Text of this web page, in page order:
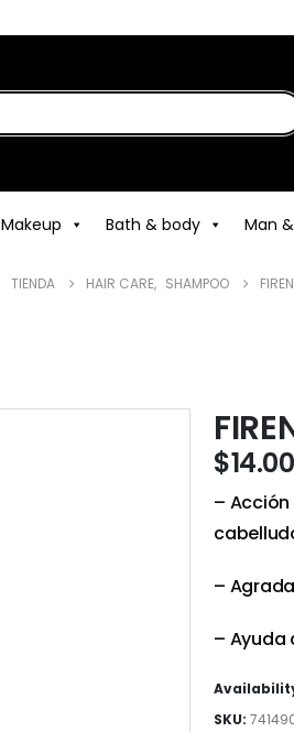
Makeup Bath & body Man
TIENDA HAIR CARE, SHAMPOO
$14.00
–
–
– Ayuda
SKU: